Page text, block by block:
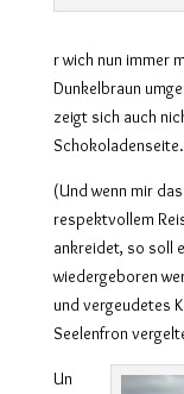
r wich nun immer
Dunkelbraun
zeigt sich auch
Schokoladenseite.
(Und wenn mir
respektvollem
ankreidet, so soll
wiedergeboren
und vergeudetes
Seelenfron
Un